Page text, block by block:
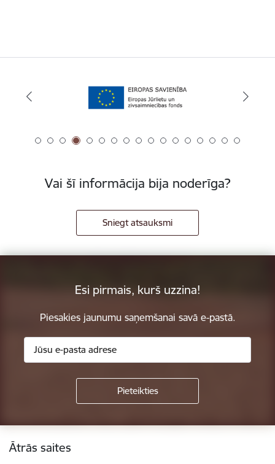
Vai šī informācija bija noderīga?
Sniegt atsauksmi
Esi pirmais, kurš uzzina!
Piesakies jaunumu saņemšanai savā e-pastā.
Kājene
Ātrās saites